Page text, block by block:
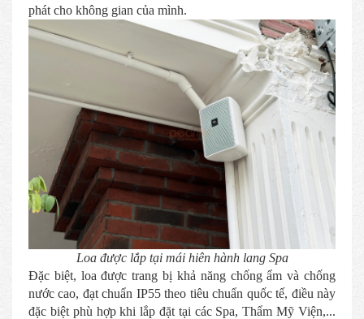
phát cho không gian của mình.
Loa được lắp tại mái hiên hành lang Spa
Đặc biệt, loa được trang bị khả năng chống ẩm và chống
nước cao, đạt chuẩn IP55 theo tiêu chuẩn quốc tế, điều này
đặc biệt phù hợp khi lắp đặt tại các Spa, Thẩm Mỹ Viện,...